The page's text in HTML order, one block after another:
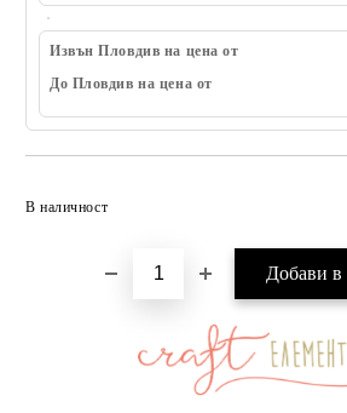
Извън Пловдив на цена от
До Пловдив на цена от
В наличност